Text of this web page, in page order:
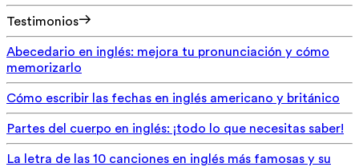
Testimonios
Abecedario en inglés: mejora tu pronunciación y cómo
memorizarlo
Cómo escribir las fechas en inglés americano y británico
Partes del cuerpo en inglés: ¡todo lo que necesitas saber!
La letra de las 10 canciones en inglés más famosas y su